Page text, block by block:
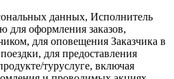
данных, Исполнитель
для оформления заказов,
для оповещения Заказчика в
для предоставления
туруслуге, включая